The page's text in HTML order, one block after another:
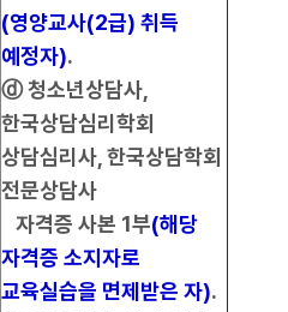
(영양교사(2급) 취득
예정자).
ⓓ 청소년상담사,
한국상담심리학회
상담심리사, 한국상담학회
전문상담사
자격증 사본 1부(해당
자격증 소지자로
교육실습을 면제받은 자).